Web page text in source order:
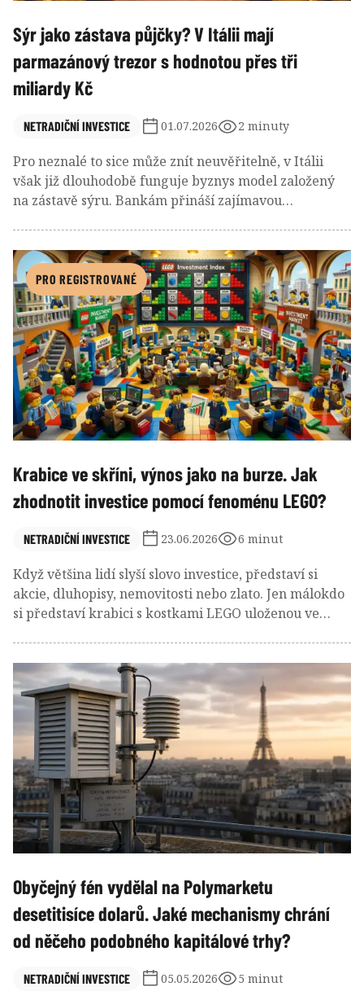
Sýr jako zástava půjčky? V Itálii mají
parmazánový trezor s hodnotou přes tři
miliardy Kč
NETRADIČNÍ INVESTICE 01.07.2026 2 minuty
Pro neznalé to sice může znít neuvěřitelně, v Itálii
však již dlouhodobě funguje byznys model založený
na zástavě sýru. Bankám přináší zajímavou
teprve zraje. A výsledkem jsou pak hned dva obří
trezory plné parmazánu!
PRO REGISTROVANÉ
Krabice ve skříni, výnos jako na burze. Jak
zhodnotit investice pomocí fenoménu LEGO?
NETRADIČNÍ INVESTICE 23.06.2026 6 minut
Když většina lidí slyší slovo investice, představí si
akcie, dluhopisy, nemovitosti nebo zlato. Jen málokdo
si představí krabici s kostkami LEGO uloženou ve
alternativních investičních tříd.
Obyčejný fén vydělal na Polymarketu
desetitisíce dolarů. Jaké mechanismy chrání
od něčeho podobného kapitálové trhy?
NETRADIČNÍ INVESTICE 05.05.2026 5 minut